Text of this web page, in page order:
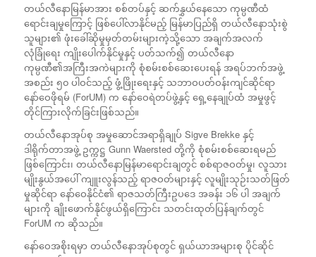
တယ်လီနောမြန်မာအား စစ်တပ်နှင့် ဆက်နွှယ်နေသော ကုမ္ပဏီထံ
ရောင်းချမှုကြောင့် ဖြစ်ပေါ်လာနိုင်မည့် မြန်မာပြည်ရှိ တယ်လီနောသုံးစွဲ
သူများ၏ ဖုံးခေါ်ဆိုမှုမှတ်တမ်းများကဲ့သို့သော အချက်အလက်
လုံခြုံရေး ကျိုးပေါက်နိုင်မှုနှင့် ပတ်သက်၍ တယ်လီနော
ကုမ္ပဏီ၏အကြီးအကဲများကို စုံစမ်းစစ်ဆေးပေးရန် အရပ်ဘက်အဖွဲ့
အစည်း ၅၀ ပါဝင်သည့် ဖွံ့ဖြိုးရေးနှင့် သဘာဝပတ်ဝန်းကျင်ဆိုင်ရာ
နော်ဝေဖိုရမ် (ForUM) က နော်ဝေရဲတပ်ဖွဲ့နှင့် ရှေ့နေချုပ်ထံ အမှုဖွင့်
တိုင်ကြားလိုက်ခြင်းဖြစ်သည်။
တယ်လီနောအုပ်စု အမှုဆောင်အရာရှိချုပ် Sigve Brekke နှင့်
ဒါရိုက်တာအဖွဲ့ ဥက္ကဋ္ဌ Gunn Waersted တို့ကို စုံစမ်းစစ်ဆေးရမည်
ဖြစ်ကြောင်း၊ တယ်လီနောမြန်မာရောင်းချတွင် စစ်ရာဇဝတ်မှု၊ လူသား
မျိုးနွယ်အပေါ် ကျူးလွန်သည့် ရာဇဝတ်များနှင့် လူမျိုးသုဉ်းသတ်ဖြတ်
မှုဆိုင်ရာ နော်ဝေနိုင်ငံ၏ ရာဇသတ်ကြီးဥပဒေ အခန်း ၁၆ ပါ အချက်
များကို ချိုးဖောက်နိုင်ဖွယ်ရှိကြောင်း သတင်းထုတ်ပြန်ချက်တွင်
ForUM က ဆိုသည်။​
နော်ဝေအစိုးရမှာ တယ်လီနောအုပ်စုတွင် ရှယ်ယာအများစု ပိုင်ဆိုင်